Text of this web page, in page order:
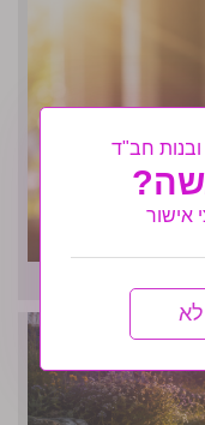
חב"ד
אישור
לא